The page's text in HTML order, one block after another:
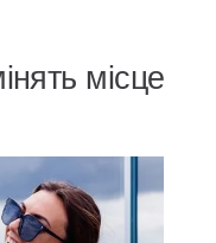
місце